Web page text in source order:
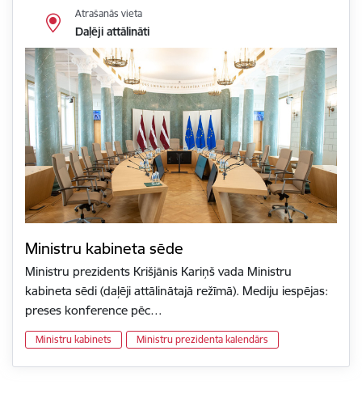
Atrašanās vieta
Daļēji attālināti
Ministru kabineta sēde
Ministru prezidents Krišjānis Kariņš vada Ministru
kabineta sēdi (daļēji attālinātajā režīmā). Mediju iespējas:
preses konference pēc…
Ministru kabinets Ministru prezidenta kalendārs